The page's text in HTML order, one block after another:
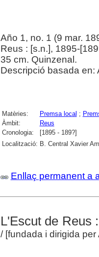
Año 1, no. 1 (9 mar.
Reus : [s.n.], 1895-
35 cm. Quinzenal.
Descripció basada en:
Matèries: Premsa local ;
Àmbit:
Reus
Cronologia:
[1895 - 189?]
Localització: B. Central Xavier
Enllaç permanent a
L'Escut de Reus
/ [fundada i dirigida